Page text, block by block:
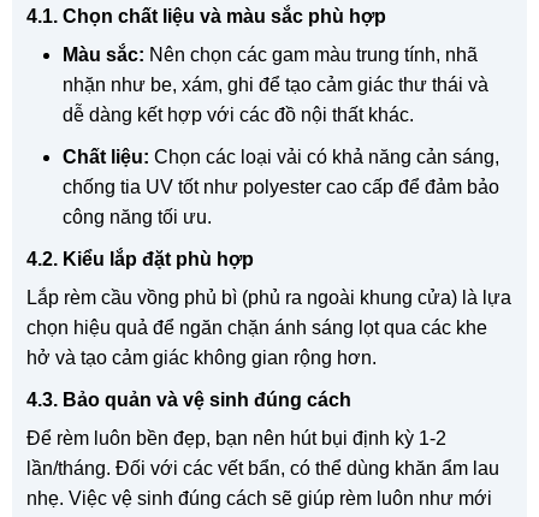
4.1. Chọn chất liệu và màu sắc phù hợp
Màu sắc: Nên chọn các gam màu trung tính, nhã
nhặn như be, xám, ghi để tạo cảm giác thư thái và
dễ dàng kết hợp với các đồ nội thất khác.
Chất liệu: Chọn các loại vải có khả năng cản sáng,
chống tia UV tốt như polyester cao cấp để đảm bảo
công năng tối ưu.
4.2. Kiểu lắp đặt phù hợp
Lắp rèm cầu vồng phủ bì (phủ ra ngoài khung cửa) là lựa
chọn hiệu quả để ngăn chặn ánh sáng lọt qua các khe
hở và tạo cảm giác không gian rộng hơn.
4.3. Bảo quản và vệ sinh đúng cách
Để rèm luôn bền đẹp, bạn nên hút bụi định kỳ 1-2
lần/tháng. Đối với các vết bẩn, có thể dùng khăn ẩm lau
nhẹ. Việc vệ sinh đúng cách sẽ giúp rèm luôn như mới